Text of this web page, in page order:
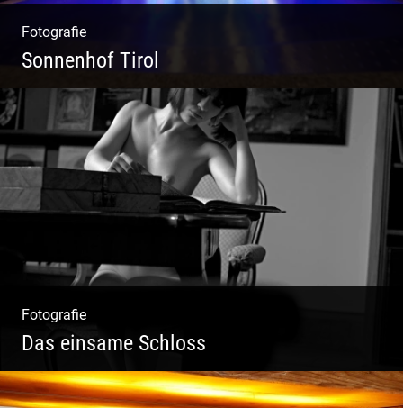
Fotografie
Sonnenhof Tirol
Freundliches Team | Moderne Zimmer |
Luxuriöser Spa | Coole Köche
Fotografie
Das einsame Schloss
Aktfotografie | Zeichnen mit Licht & Schatten